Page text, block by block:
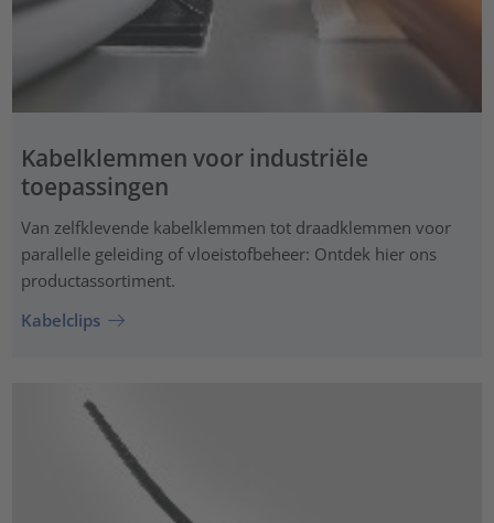
Kabelklemmen voor industriële
toepassingen
Van zelfklevende kabelklemmen tot draadklemmen voor
parallelle geleiding of vloeistofbeheer: Ontdek hier ons
productassortiment.
Kabelclips